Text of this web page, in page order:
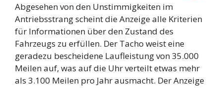
Abgesehen von den Unstimmigkeiten im
Antriebsstrang scheint die Anzeige alle Kriterien
für Informationen über den Zustand des
Fahrzeugs zu erfüllen. Der Tacho weist eine
geradezu bescheidene Laufleistung von 35.000
Meilen auf, was auf die Uhr verteilt etwas mehr
als 3.100 Meilen pro Jahr ausmacht. Der Anzeige